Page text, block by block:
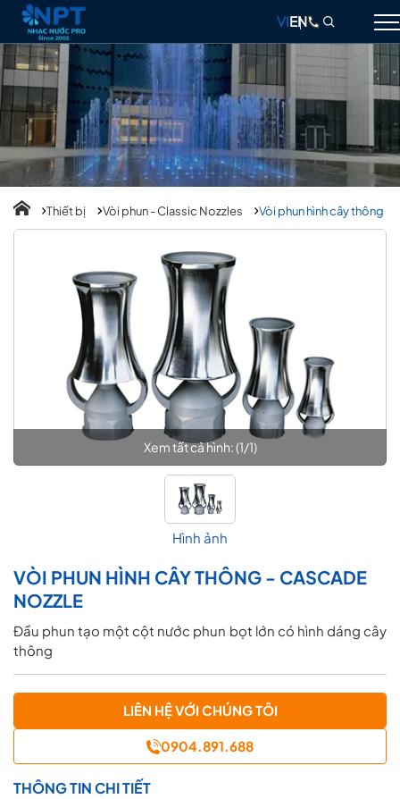
GIỚI THIỆU
NHẠC NƯỚC
ĐÀI PHUN NƯỚC
THIẾT BỊ
THIẾT KẾ & THI CÔNG
VIEN
Thiết bị Vòi phun - Classic Nozzles Vòi phun hình cây thông
Xem tất cả hình: (1/1)
Hình ảnh
VÒI PHUN HÌNH CÂY THÔNG - CASCADE
NOZZLE
Đầu phun tạo một cột nước phun bọt lớn có hình dáng cây
thông
LIÊN HỆ VỚI CHÚNG TÔI
0904.891.688
THÔNG TIN CHI TIẾT